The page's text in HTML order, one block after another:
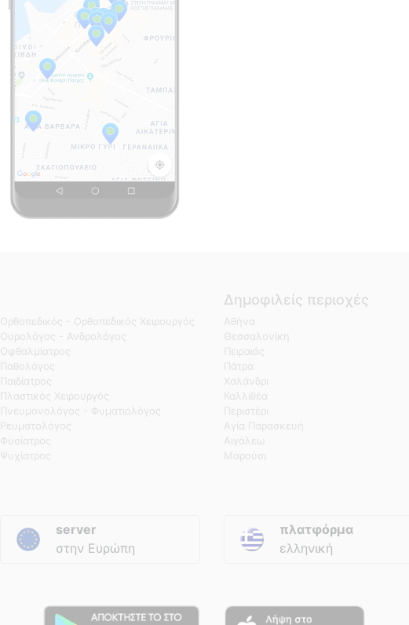
Ορθοπεδικός - Ορθοπεδικός Χειρουργός
Ουρολόγος - Ανδρολόγος
Οφθαλμίατρος
Παθολόγος
Παιδίατρος
Πλαστικός Χειρουργός
Πνευμονολόγος - Φυματιολόγος
Ρευματολόγος
Φυσίατρος
Ψυχίατρος
Δημοφιλείς περιοχές
Αθήνα
Θεσσαλονίκη
Πειραιάς
Πάτρα
Χαλάνδρι
Καλλιθέα
Περιστέρι
Αγία Παρασκευή
Αιγάλεω
Μαρούσι
server
στην Ευρώπη
πλατφόρμα
ελληνική